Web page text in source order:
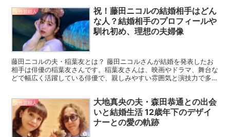
女性芸能人
祝！藤田ニコルの結婚相手はどん
な人？結婚相手のプロフィールや
馴れ初め、理想の夫婦像
藤田ニコルの夫・稲葉友とは？ 藤田ニコルさんが結婚を発表したお
相手は俳優の稲葉友さんです。稲葉友さんは、映画やドラマ、舞台な
どで幅広く活躍している俳優で、親しみやすい雰囲気と演技力で多く
女性芸能人
大地真央の夫・森田恭通との出会
いと結婚生活 12歳年下のデザイ
ナーとの愛の軌跡